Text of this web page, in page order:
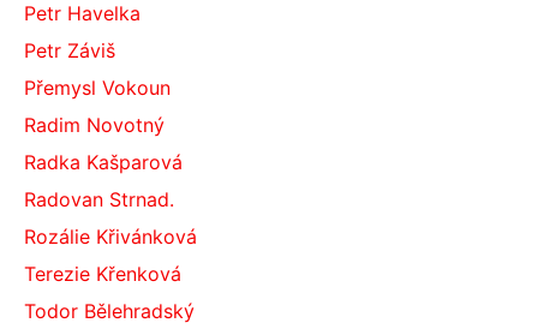
Petr Havelka
Petr Záviš
Přemysl Vokoun
Radim Novotný
Radka Kašparová
Radovan Strnad.
Rozálie Křivánková
Terezie Křenková
Todor Bělehradský